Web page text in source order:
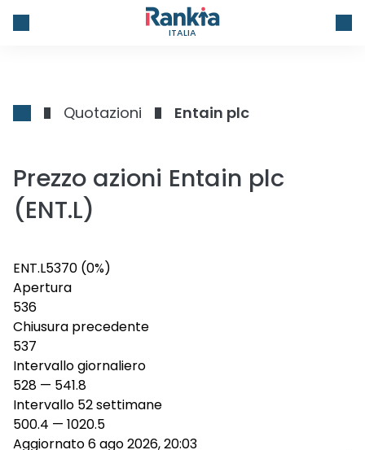
ITALIA
Quotazioni Entain plc
Prezzo azioni Entain plc
(ENT.L)
ENT.L5370 (0%)
Apertura
536
Chiusura precedente
537
Intervallo giornaliero
528 — 541.8
Intervallo 52 settimane
500.4 — 1020.5
Aggiornato 6 ago 2026, 20:03